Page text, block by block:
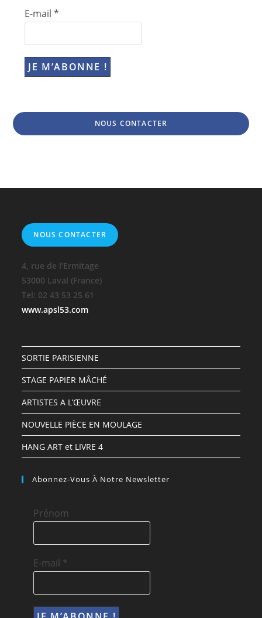
E-mail*
NOUS CONTACTER
NOUS CONTACTER
4, rue de l’Ermitage
53000 Laval (France)
Tel: 02 43 53 25 61
www.apsl53.com
SORTIE PARISIENNE
STAGE PAPIER MÂCHÉ
ARTISTES A L’ŒUVRE
NOUVELLE PIÈCE EN MOULAGE
HANG ART et LIVRE 4
Abonnez-Vous À Notre Newsletter
Prénom
E-mail *